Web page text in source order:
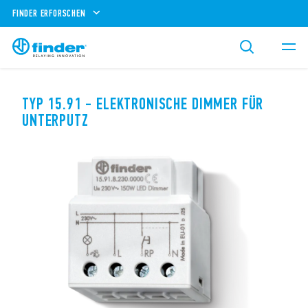
FINDER ERFORSCHEN
TYP 15.91 - ELEKTRONISCHE DIMMER FÜR
UNTERPUTZ